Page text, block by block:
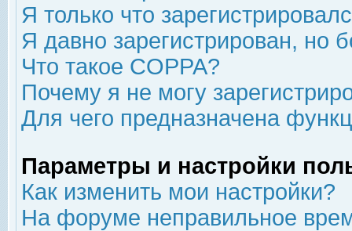
Я только что
Я давно зарегистрирован, но
Что такое COPPA?
Почему я не могу
Для чего предназначена
Параметры и настройки
Как изменить мои настройки?
На форуме неправильное